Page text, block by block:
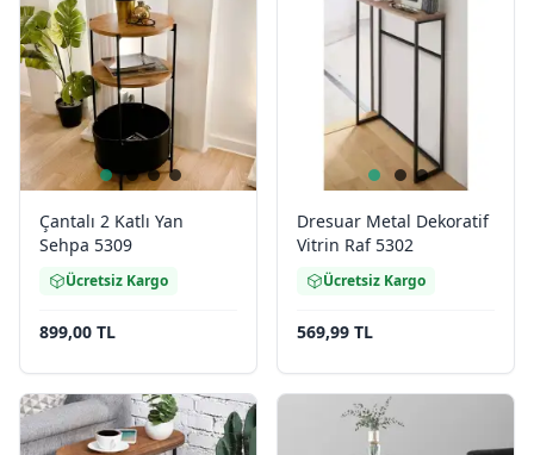
Çantalı 2 Katlı Yan
Sehpa 5309
Ücretsiz Kargo
899,00 TL
Dresuar Metal Dekoratif
Vitrin Raf 5302
Ücretsiz Kargo
569,99 TL